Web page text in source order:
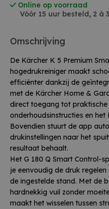
Online op voorraad
Vóór 15 uur besteld, 2 à
Omschrijving
De Kärcher K 5 Premium
hogedrukreiniger maakt
efficiënter dankzij de
met de Kärcher Home &
direct toegang tot
onderhoudsinstructies en het
Bovendien stuurt de app
drukinstellingen naar het
resultaat behaalt.
Het G 180 Q Smart Control-
je eenvoudig de druk
de ingestelde stand. Met de
hardnekkig vuil zonder
maakt het wisselen tussen